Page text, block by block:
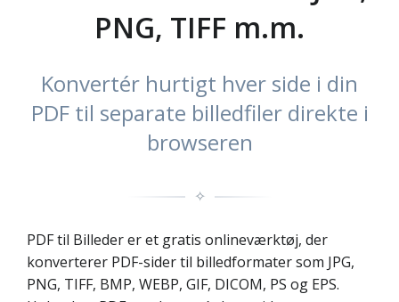
PNG, TIFF m.m.
Konvertér hurtigt hver side i din
PDF til separate billedfiler direkte i
browseren
✧
PDF til Billeder er et gratis onlineværktøj, der
konverterer PDF-sider til billedformater som JPG,
PNG, TIFF, BMP, WEBP, GIF, DICOM, PS og EPS.